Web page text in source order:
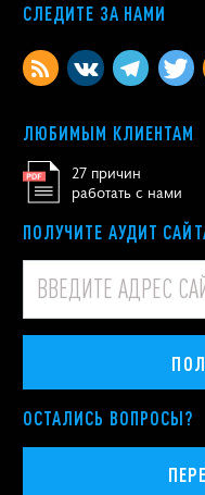
СЛЕДИТЕ ЗА НАМИ
ЛЮБИМЫМ КЛИЕНТАМ
27 причин
работать с нами
ПОЛУЧИТЕ АУДИТ
ОСТАЛИСЬ ВОПРОСЫ?